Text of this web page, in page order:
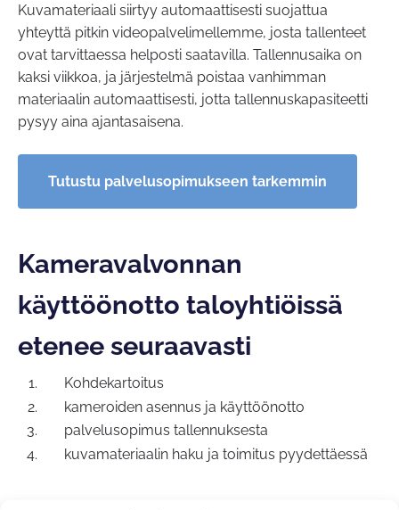
Kuvamateriaali siirtyy automaattisesti suojattua
yhteyttä pitkin videopalvelimellemme, josta tallenteet
ovat tarvittaessa helposti saatavilla. Tallennusaika on
kaksi viikkoa, ja järjestelmä poistaa vanhimman
materiaalin automaattisesti, jotta tallennuskapasiteetti
pysyy aina ajantasaisena.
Tutustu palvelusopimukseen tarkemmin
Kameravalvonnan
käyttöönotto taloyhtiöissä
etenee seuraavasti
Kohdekartoitus
kameroiden asennus ja käyttöönotto
palvelusopimus tallennuksesta
kuvamateriaalin haku ja toimitus pyydettäessä